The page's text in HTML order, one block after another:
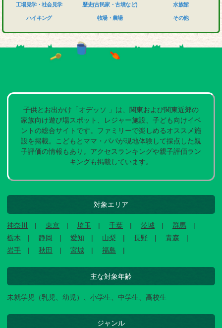
工場見学・社会見学
ハイキング
歴史(古民家・古墳など)
牧場・農場
水族館
その他
子供とお出かけ「オデッソ 」は、関東および関東近郊の
家族向け遊び場スポット、レジャー施設、子ども向けイベ
ントの総合サイトです。ファミリーで楽しめるオススメ施
設を掲載。こどもとママ・パパが現地体験して採点した親
子評価の情報もあり。アクセスランキングや親子評価ラン
キングも掲載しています。
対象エリア
神奈川 東京 埼玉 千葉 茨城
群馬
栃木
静岡 愛知 山梨 長野
青森
岩手
秋田 宮城 福島
主な対象年齢
未就学児（乳児、幼児）、小学生、中学生、高校生
ジャンル